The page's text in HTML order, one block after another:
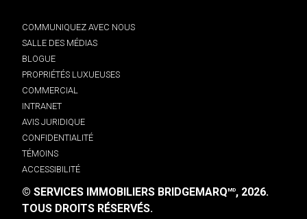
COMMUNIQUEZ AVEC NOUS
SALLE DES MÉDIAS
BLOGUE
PROPRIÉTÉS LUXUEUSES
COMMERCIAL
INTRANET
AVIS JURIDIQUE
CONFIDENTIALITÉ
TÉMOINS
ACCESSIBILITÉ
© SERVICES IMMOBILIERS BRIDGEMARQMD, 2026.
TOUS DROITS RÉSERVÉS.